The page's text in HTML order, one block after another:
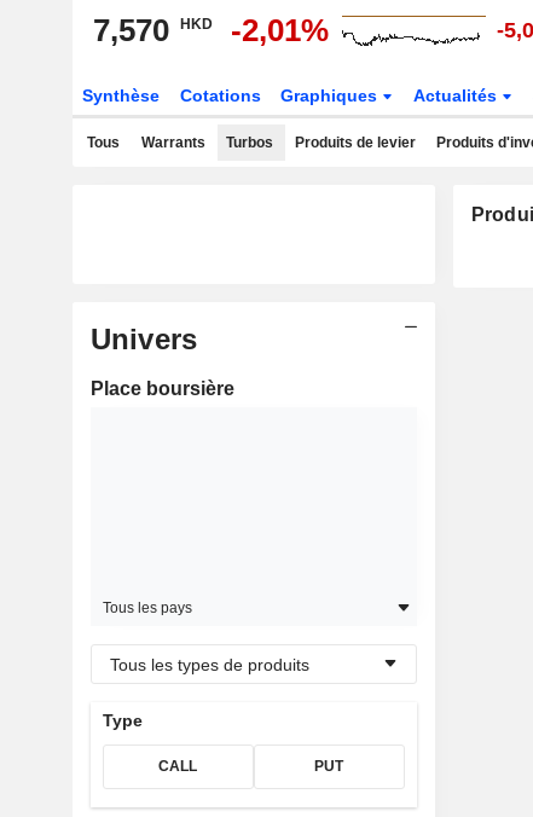
7,570 HKD -2,01% -
Synthèse Cotations Graphiques Actualités
Tous Warrants Turbos Produits de levier Produits
Univers
Place boursière
Tous les pays
Tous les types de produits
Type
CALL PUT